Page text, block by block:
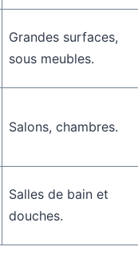
Grandes surfaces,
sous meubles.
Salons, chambres.
Salles de bain et
douches.